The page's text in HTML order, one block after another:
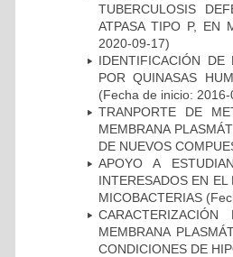
TUBERCULOSIS
ATPASA TIPO P, EN
2020-09-17)
IDENTIFICACIÓN DE
POR QUINASAS
(Fecha de inicio:
TRANPORTE DE
MEMBRANA
DE NUEVOS
APOYO A
INTERESADOS EN
MICOBACTERIAS
MEMBRANA
CONDICIONES DE